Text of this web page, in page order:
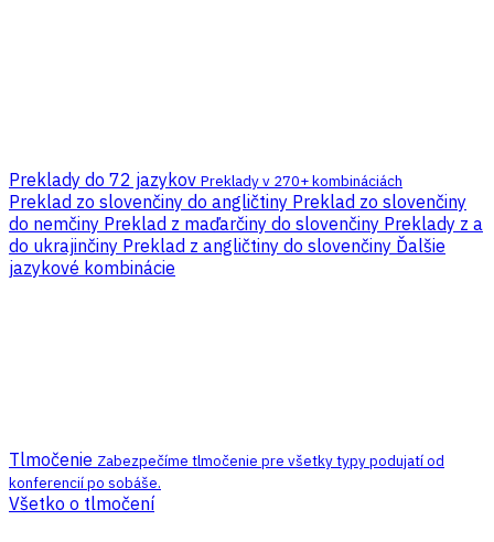
Preklady do 72 jazykov Preklady v 270+ kombináciách
Preklad zo slovenčiny do angličtiny Preklad zo slovenčiny
do nemčiny Preklad z maďarčiny do slovenčiny Preklady z a
do ukrajinčiny Preklad z angličtiny do slovenčiny Ďalšie
jazykové kombinácie
Tlmočenie Zabezpečíme tlmočenie pre všetky typy podujatí od
konferencií po sobáše.
Všetko o tlmočení